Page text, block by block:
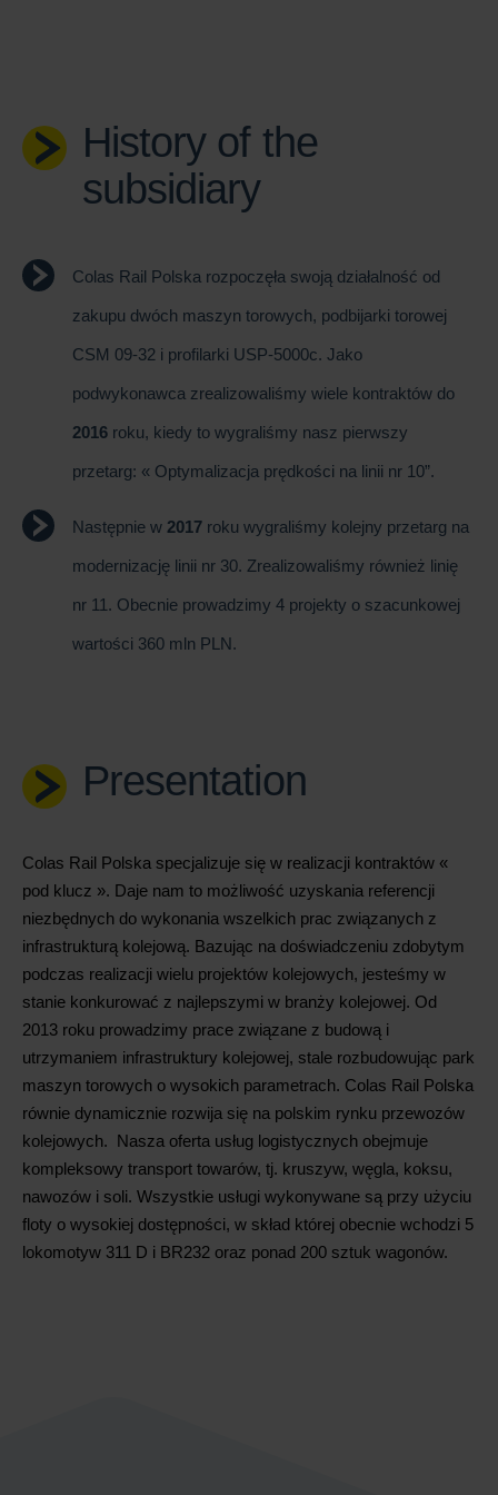
History of the
subsidiary
Colas Rail Polska rozpoczęła swoją działalność od
zakupu dwóch maszyn torowych, podbijarki torowej
CSM 09-32 i profilarki USP-5000c. Jako
podwykonawca zrealizowaliśmy wiele kontraktów do
2016 roku, kiedy to wygraliśmy nasz pierwszy
przetarg: « Optymalizacja prędkości na linii nr 10”.
Następnie w 2017 roku wygraliśmy kolejny przetarg na
modernizację linii nr 30. Zrealizowaliśmy również linię
nr 11. Obecnie prowadzimy 4 projekty o szacunkowej
wartości 360 mln PLN.
Presentation
Colas Rail Polska specjalizuje się w realizacji kontraktów «
pod klucz ». Daje nam to możliwość uzyskania referencji
niezbędnych do wykonania wszelkich prac związanych z
infrastrukturą kolejową. Bazując na doświadczeniu zdobytym
podczas realizacji wielu projektów kolejowych, jesteśmy w
stanie konkurować z najlepszymi w branży kolejowej. Od
2013 roku prowadzimy prace związane z budową i
utrzymaniem infrastruktury kolejowej, stale rozbudowując park
maszyn torowych o wysokich parametrach. Colas Rail Polska
równie dynamicznie rozwija się na polskim rynku przewozów
kolejowych. Nasza oferta usług logistycznych obejmuje
kompleksowy transport towarów, tj. kruszyw, węgla, koksu,
nawozów i soli. Wszystkie usługi wykonywane są przy użyciu
floty o wysokiej dostępności, w skład której obecnie wchodzi 5
lokomotyw 311 D i BR232 oraz ponad 200 sztuk wagonów.